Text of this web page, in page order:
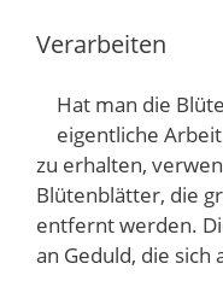
Verarbeiten
Hat man die
eigentliche
zu erhalten,
Blütenblätter, die
entfernt werden.
an Geduld, die sich